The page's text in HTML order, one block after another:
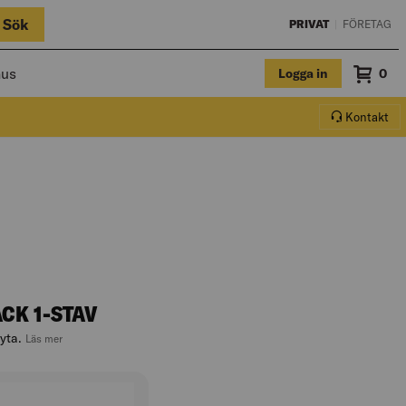
Sök PRIVAT FÖRETAG
Logga in 0
Kontakt
1-STAV
Läs mer